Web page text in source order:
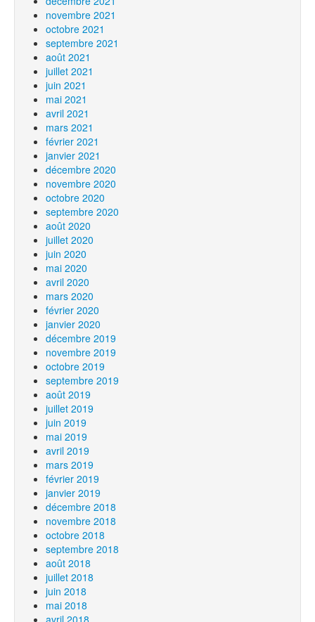
novembre 2021
octobre 2021
septembre 2021
août 2021
juillet 2021
juin 2021
mai 2021
avril 2021
mars 2021
février 2021
janvier 2021
décembre 2020
novembre 2020
octobre 2020
septembre 2020
août 2020
juillet 2020
juin 2020
mai 2020
avril 2020
mars 2020
février 2020
janvier 2020
décembre 2019
novembre 2019
octobre 2019
septembre 2019
août 2019
juillet 2019
juin 2019
mai 2019
avril 2019
mars 2019
février 2019
janvier 2019
décembre 2018
novembre 2018
octobre 2018
septembre 2018
août 2018
juillet 2018
juin 2018
mai 2018
avril 2018